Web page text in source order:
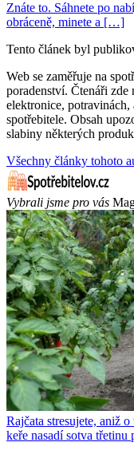
Znáte to. Sáhnete po
obráceně, minete a […]
Tento článek byl
Web se zaměřuje na
poradenství. Čtenáři
elektronice,
spotřebitele. Obsah
slabiny některých
Všechny články tohoto
Vybrali jsme pro vás
Rajčata stresujete, aniž
keře nasadí sotva třetinu